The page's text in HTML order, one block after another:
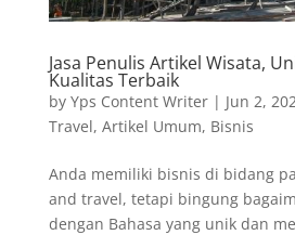
Jasa Penulis Artikel Wisata,
Kualitas Terbaik
by Yps Content Writer| Jun 2,
Travel, Artikel Umum, Bisnis
Anda memiliki bisnis di bidang
and travel, tetapi bingung
dengan Bahasa yang unik dan